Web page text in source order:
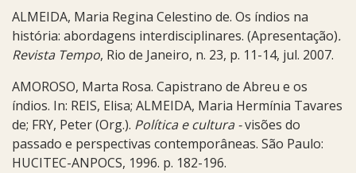
ALMEIDA, Maria Regina Celestino de. Os índios na
história: abordagens interdisciplinares. (Apresentação).
Revista Tempo, Rio de Janeiro, n. 23, p. 11-14, jul. 2007.
AMOROSO, Marta Rosa. Capistrano de Abreu e os
índios. In: REIS, Elisa; ALMEIDA, Maria Hermínia Tavares
de; FRY, Peter (Org.). Política e cultura -visões do
passado e perspectivas contemporâneas. São Paulo:
HUCITEC-ANPOCS, 1996. p. 182-196.